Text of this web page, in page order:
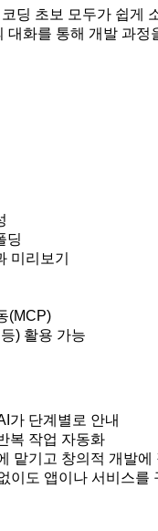
딩 초보 모두가 쉽게
대화를 통해 개발 과
딩
미리보기
(MCP)
) 활용 가능
가 단계별로 안내
복 작업 자동화
맡기고 창의적 개발에
이도 앱이나 서비스를